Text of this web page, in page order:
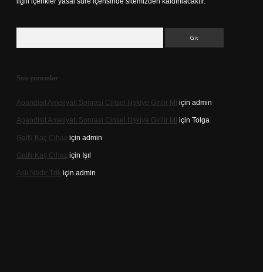
Son yorumlar
Apandisit Ameliyatı Sonrası Cinsel Ilişkiye Girilir Mi için admin
Apandisit Ameliyatı Sonrası Cinsel Ilişkiye Girilir Mi için Tolga
Gai̇N Kaç Cihaz için admin
Gai̇N Kaç Cihaz için Işıl
Aslı Nedir Tdk için admin